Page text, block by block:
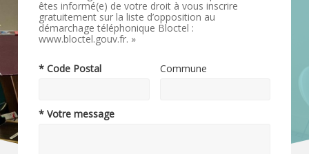
êtes informé(e) de votre droit à vous inscrire
gratuitement sur la liste d’opposition au
démarchage téléphonique Bloctel :
www.bloctel.gouv.fr. »
* Code Postal Commune
* Votre message